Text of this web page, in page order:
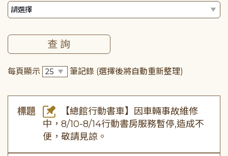
每頁顯示 筆記錄 (選擇後將自動重新整理)
標題
【總館行動書車】因車輛事故維修
中，8/10-8/14行動書房服務暫停,造成不
便，敬請見諒。